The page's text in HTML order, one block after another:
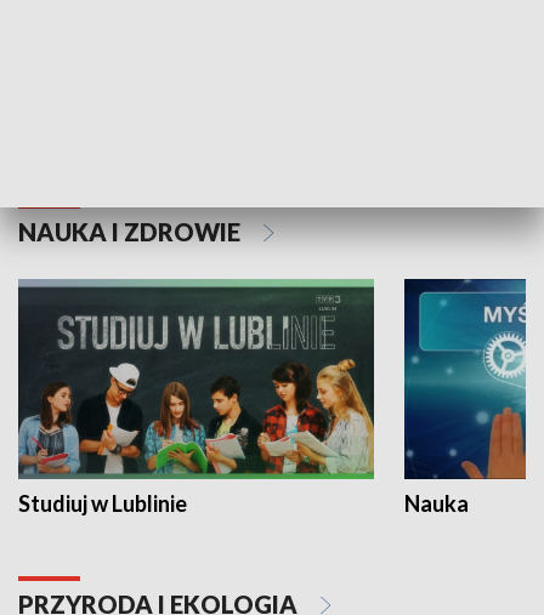
NAUKA I ZDROWIE
Studiuj w Lublinie Nauka
PRZYRODA I EKOLOGIA